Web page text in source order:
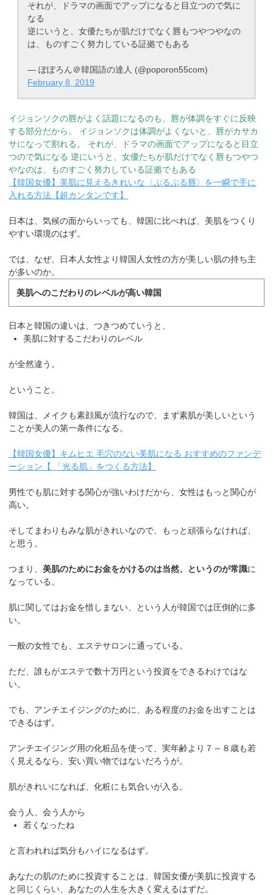
それが、ドラマの画面でアップになると目立つので気に
なる
逆にいうと、女優たちが肌だけでなく唇もつやつやなの
は、ものすごく努力している証拠でもある
— ぽぽろん＠韓国語の達人 (@poporon55com)
February 8, 2019
イジョンソクの唇がよく話題になるのも、唇が体調をすぐに反映
する部分だから。
イジョンソクは体調がよくないと、唇がカサカ
サになって割れる。
それが、ドラマの画面でアップになると目立
つので気になる 逆にいうと、女優たちが肌だけでなく唇もつやつ
やなのは、ものすごく努力している証拠でもある
【韓国女優】美肌に見えるきれいな〈ぷるぷる唇〉を一瞬で手に
入れる方法【超カンタンです】
日本は、気候の面からいっても、韓国に比べれば、美肌をつくり
やすい環境のはず。
では、なぜ、日本人女性より韓国人女性の方が美しい肌の持ち主
が多いのか。
美肌へのこだわりのレベルが高い韓国
日本と韓国の違いは、つきつめていうと、
美肌に対するこだわりのレベル
が全然違う。
ということ。
韓国は、メイクも素顔風が流行なので、まず素肌が美しいという
ことが美人の第一条件になる。
【韓国女優】キムヒエ 毛穴のない美肌になる おすすめのファンデ
ーション【 「光る肌」をつくる方法】
男性でも肌に対する関心が強いわけだから、女性はもっと関心が
高い。
そしてまわりもみな肌がきれいなので、もっと頑張らなければ、
と思う。
つまり、美肌のためにお金をかけるのは当然、というのが常識に
なっている。
肌に関してはお金を惜しまない、という人が韓国では圧倒的に多
い。
一般の女性でも、エステサロンに通っている。
ただ、誰もがエステで数十万円という投資をできるわけではな
い。
でも、アンチエイジングのために、ある程度のお金を出すことは
できるはず。
アンチエイジング用の化粧品を使って、実年齢より７～８歳も若
く見えるなら、安い買い物ではないだろうが。
肌がきれいになれば、化粧にも気合いが入る。
会う人、会う人から
若くなったね
と言われれば気分もハイになるはず。
あなたの肌のために投資することは、韓国女優が美肌に投資する
と同じくらい、あなたの人生を大きく変えるはずだ。